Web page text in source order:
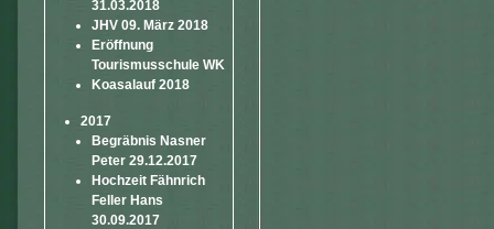
31.03.2018
JHV 09. März 2018
Eröffnung
Tourismusschule WK
Koasalauf 2018
2017
Begräbnis Nasner
Peter 29.12.2017
Hochzeit Fähnrich
Feller Hans
30.09.2017